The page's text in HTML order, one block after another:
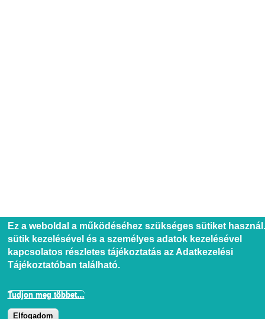
Ez a weboldal a működéséhez szükséges sütiket
sütik kezelésével és a személyes adatok kezelésével
kapcsolatos részletes tájékoztatás az Adatkezelési
Tájékoztatóban található.
Tudjon meg többet…
Elfogadom